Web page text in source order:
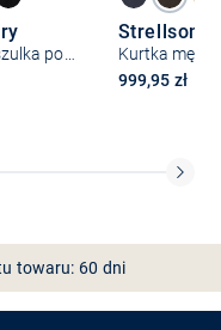
Strellson
Kurtka męska
999,95 zł
towaru: 60 dni
GRAAF